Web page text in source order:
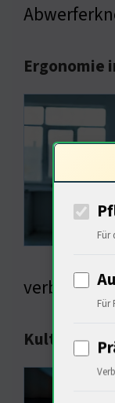
Ergonomie
verbessern?
Kulturelle
Für
Für